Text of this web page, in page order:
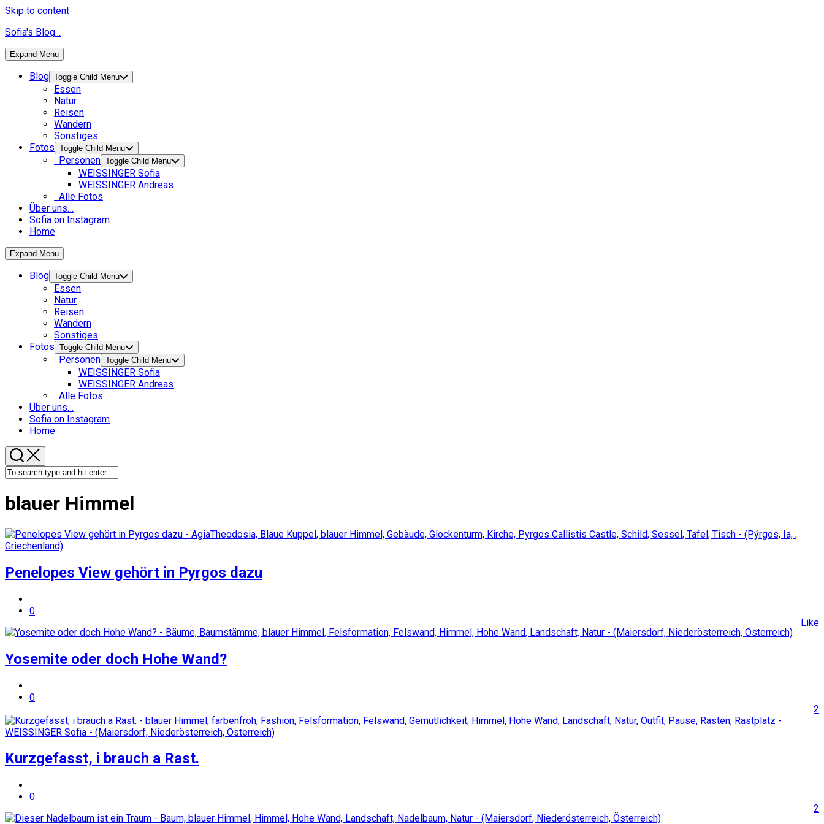
Skip to content
Sofia's Blog...
Expand Menu
Blog Toggle Child Menu
Essen
Natur
Reisen
Wandern
Sonstiges
Fotos Toggle Child Menu
Personen Toggle Child Menu
WEISSINGER Sofia
WEISSINGER Andreas
Alle Fotos
Über uns…
Sofia on Instagram
Home
Expand Menu
Blog Toggle Child Menu
Essen
Natur
Reisen
Wandern
Sonstiges
Fotos Toggle Child Menu
Personen Toggle Child Menu
WEISSINGER Sofia
WEISSINGER Andreas
Alle Fotos
Über uns…
Sofia on Instagram
Home
blauer Himmel
Penelopes View gehört in Pyrgos dazu
0
Like
Yosemite oder doch Hohe Wand?
0
2
Kurzgefasst, i brauch a Rast.
0
2